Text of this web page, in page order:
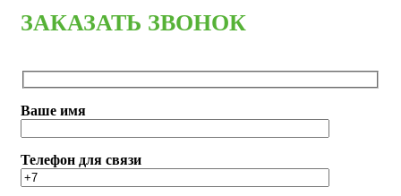
ЗАКАЗАТЬ ЗВОНОК
Ваше имя
Телефон для связи